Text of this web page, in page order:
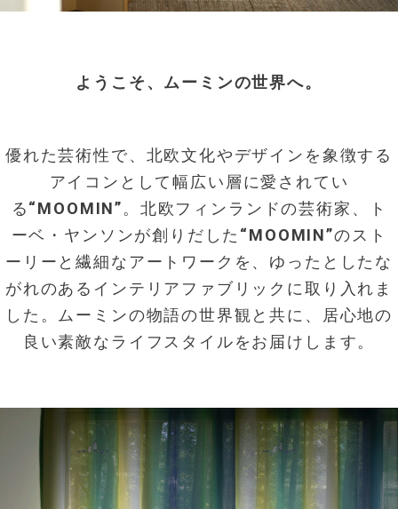
ようこそ、ムーミンの世界へ。
優れた芸術性で、北欧文化やデザインを象徴する
アイコンとして幅広い層に愛されてい
る“MOOMIN”。北欧フィンランドの芸術家、ト
ーベ・ヤンソンが創りだした“MOOMIN”のスト
ーリーと繊細なアートワークを、ゆったとしたな
がれのあるインテリアファブリックに取り入れま
した。ムーミンの物語の世界観と共に、居心地の
良い素敵なライフスタイルをお届けします。